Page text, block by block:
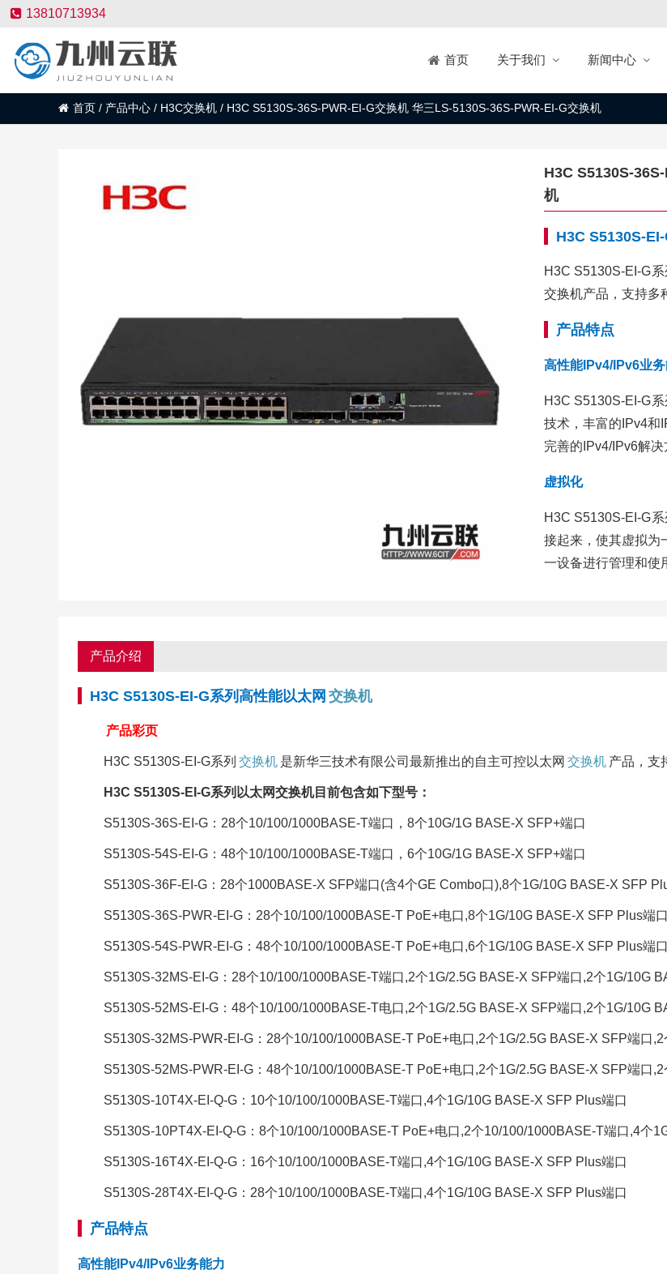
13810713934
首页 关于我们 新闻中心
首页 / 产品中心 / H3C交换机 / H3C S5130S-36S-PWR-EI-G交换机 华三LS-5130S-36S-PWR-EI-G交换机
H3C S5130S-
机
H3C S5130S-
H3C S5130S-EI-G
交换机产品，支持多
产品特点
高性能IPv4/IPv6业
H3C S5130S-EI-G
技术，丰富的IPv4和
完善的IPv4/IPv6解决
虚拟化
H3C S5130S-EI-G
接起来，使其虚拟为
一设备进行管理和使
产品介绍
H3C S5130S-EI-G系列高性能以太网 交换机
产品彩页
H3C S5130S-EI-G系列 交换机 是新华三技术有限公司最新推出的自主可控以太网 交换机 产品，支
H3C S5130S-EI-G系列以太网交换机目前包含如下型号：
S5130S-36S-EI-G：28个10/100/1000BASE-T端口，8个10G/1G BASE-X SFP+端口
S5130S-54S-EI-G：48个10/100/1000BASE-T端口，6个10G/1G BASE-X SFP+端口
S5130S-36F-EI-G：28个1000BASE-X SFP端口(含4个GE Combo口),8个1G/10G BASE-X SFP
S5130S-36S-PWR-EI-G：28个10/100/1000BASE-T PoE+电口,8个1G/10G BASE-X SFP Plus端口
S5130S-54S-PWR-EI-G：48个10/100/1000BASE-T PoE+电口,6个1G/10G BASE-X SFP Plus端口
S5130S-32MS-EI-G：28个10/100/1000BASE-T端口,2个1G/2.5G BASE-X SFP端口,2个1G/10G
S5130S-52MS-EI-G：48个10/100/1000BASE-T电口,2个1G/2.5G BASE-X SFP端口,2个1G/10G
S5130S-32MS-PWR-EI-G：28个10/100/1000BASE-T PoE+电口,2个1G/2.5G BASE-X SFP端口
S5130S-52MS-PWR-EI-G：48个10/100/1000BASE-T PoE+电口,2个1G/2.5G BASE-X SFP端口
S5130S-10T4X-EI-Q-G：10个10/100/1000BASE-T端口,4个1G/10G BASE-X SFP Plus端口
S5130S-10PT4X-EI-Q-G：8个10/100/1000BASE-T PoE+电口,2个10/100/1000BASE-T端口,4个
S5130S-16T4X-EI-Q-G：16个10/100/1000BASE-T端口,4个1G/10G BASE-X SFP Plus端口
S5130S-28T4X-EI-Q-G：28个10/100/1000BASE-T端口,4个1G/10G BASE-X SFP Plus端口
产品特点
高性能IPv4/IPv6业务能力